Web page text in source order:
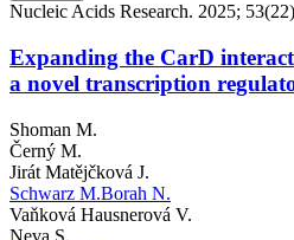
Nucleic Acids Research. 2025;
Expanding the CarD
a novel transcription
Shoman M.
Černý M.
Jirát Matějčková J.
Schwarz M.Borah N.
Vaňková Hausnerová V.
Neva S.